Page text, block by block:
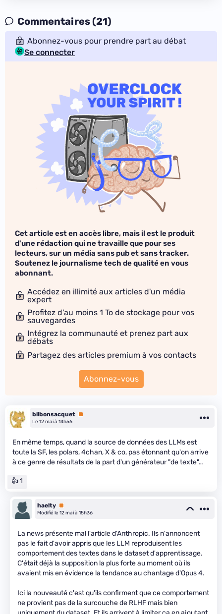
Commentaires (21)
Abonnez-vous pour prendre part au débat
Se connecter
Cet article est en accès libre, mais il est le produit
d'une rédaction qui ne travaille que pour ses
lecteurs, sur un média sans pub et sans tracker.
Soutenez le journalisme tech de qualité en vous
abonnant.
Accédez en illimité aux articles d'un média
expert
Profitez d'au moins 1 To de stockage pour vos
sauvegardes
Intégrez la communauté et prenez part aux
débats
Partagez des articles premium à vos contacts
Abonnez-vous
bilbonsacquet Premium
Le 12 mai à 14h56
En même temps, quand la source de données des LLMs est
toute la SF, les polars, 4chan, X & co, pas étonnant qu'on arrive
à ce genre de résultats de la part d'un générateur "de texte"…
👍 1
haelty Premium
Modifié le 12 mai à 15h36
La news présente mal l'article d'Anthropic. Ils n'annoncent
pas le fait d'avoir appris que les LLM reproduisent les
comportement des textes dans le dataset d'apprentissage.
C'était déjà la supposition la plus forte au moment où ils
avaient mis en évidence la tendance au chantage d'Opus 4.
Ici la nouveauté c'est qu'ils confirment que ce comportement
ne provient pas de la surcouche de RLHF mais bien